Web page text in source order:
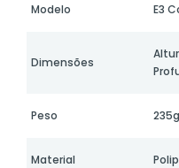
Modelo E3
Dimensões
Peso 235g
Material